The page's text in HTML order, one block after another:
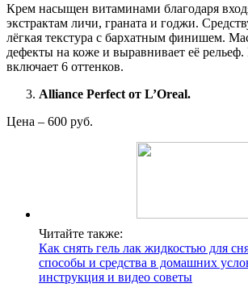
Крем насыщен витаминами благодаря
экстрактам личи, граната и годжи.
лёгкая текстура с бархатным финишем.
дефекты на коже и выравнивает её рельеф.
включает 6 оттенков.
Alliance Perfect от L’Oreal.
Цена – 600 руб.
Читайте также:
Как снять гель лак жидкостью для
способы и средства в домашних
инструкция и видео советы